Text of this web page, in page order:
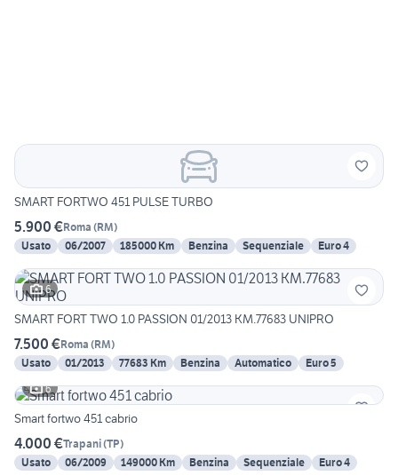
SMART FORTWO 451 PULSE TURBO
5.900 €Roma (RM)
Usato
06/2007 185000 Km Benzina Sequenziale Euro 4
6
SMART FORT TWO 1.0 PASSION 01/2013 KM.77683 UNIPRO
7.500 €Roma (RM)
Usato
01/2013 77683 Km Benzina Automatico
Euro 5
6
Smart fortwo 451 cabrio
4.000 €Trapani(TP)
Usato
06/2009 149000 Km Benzina Sequenziale Euro 4